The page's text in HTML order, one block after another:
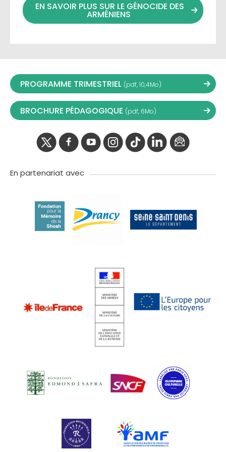
EN SAVOIR PLUS SUR LE GÉNOCIDE DES
ARMÉNIENS
PROGRAMME TRIMESTRIEL (pdf, 10,4Mo)
BROCHURE PÉDAGOGIQUE (pdf, 6Mo)
En partenariat avec